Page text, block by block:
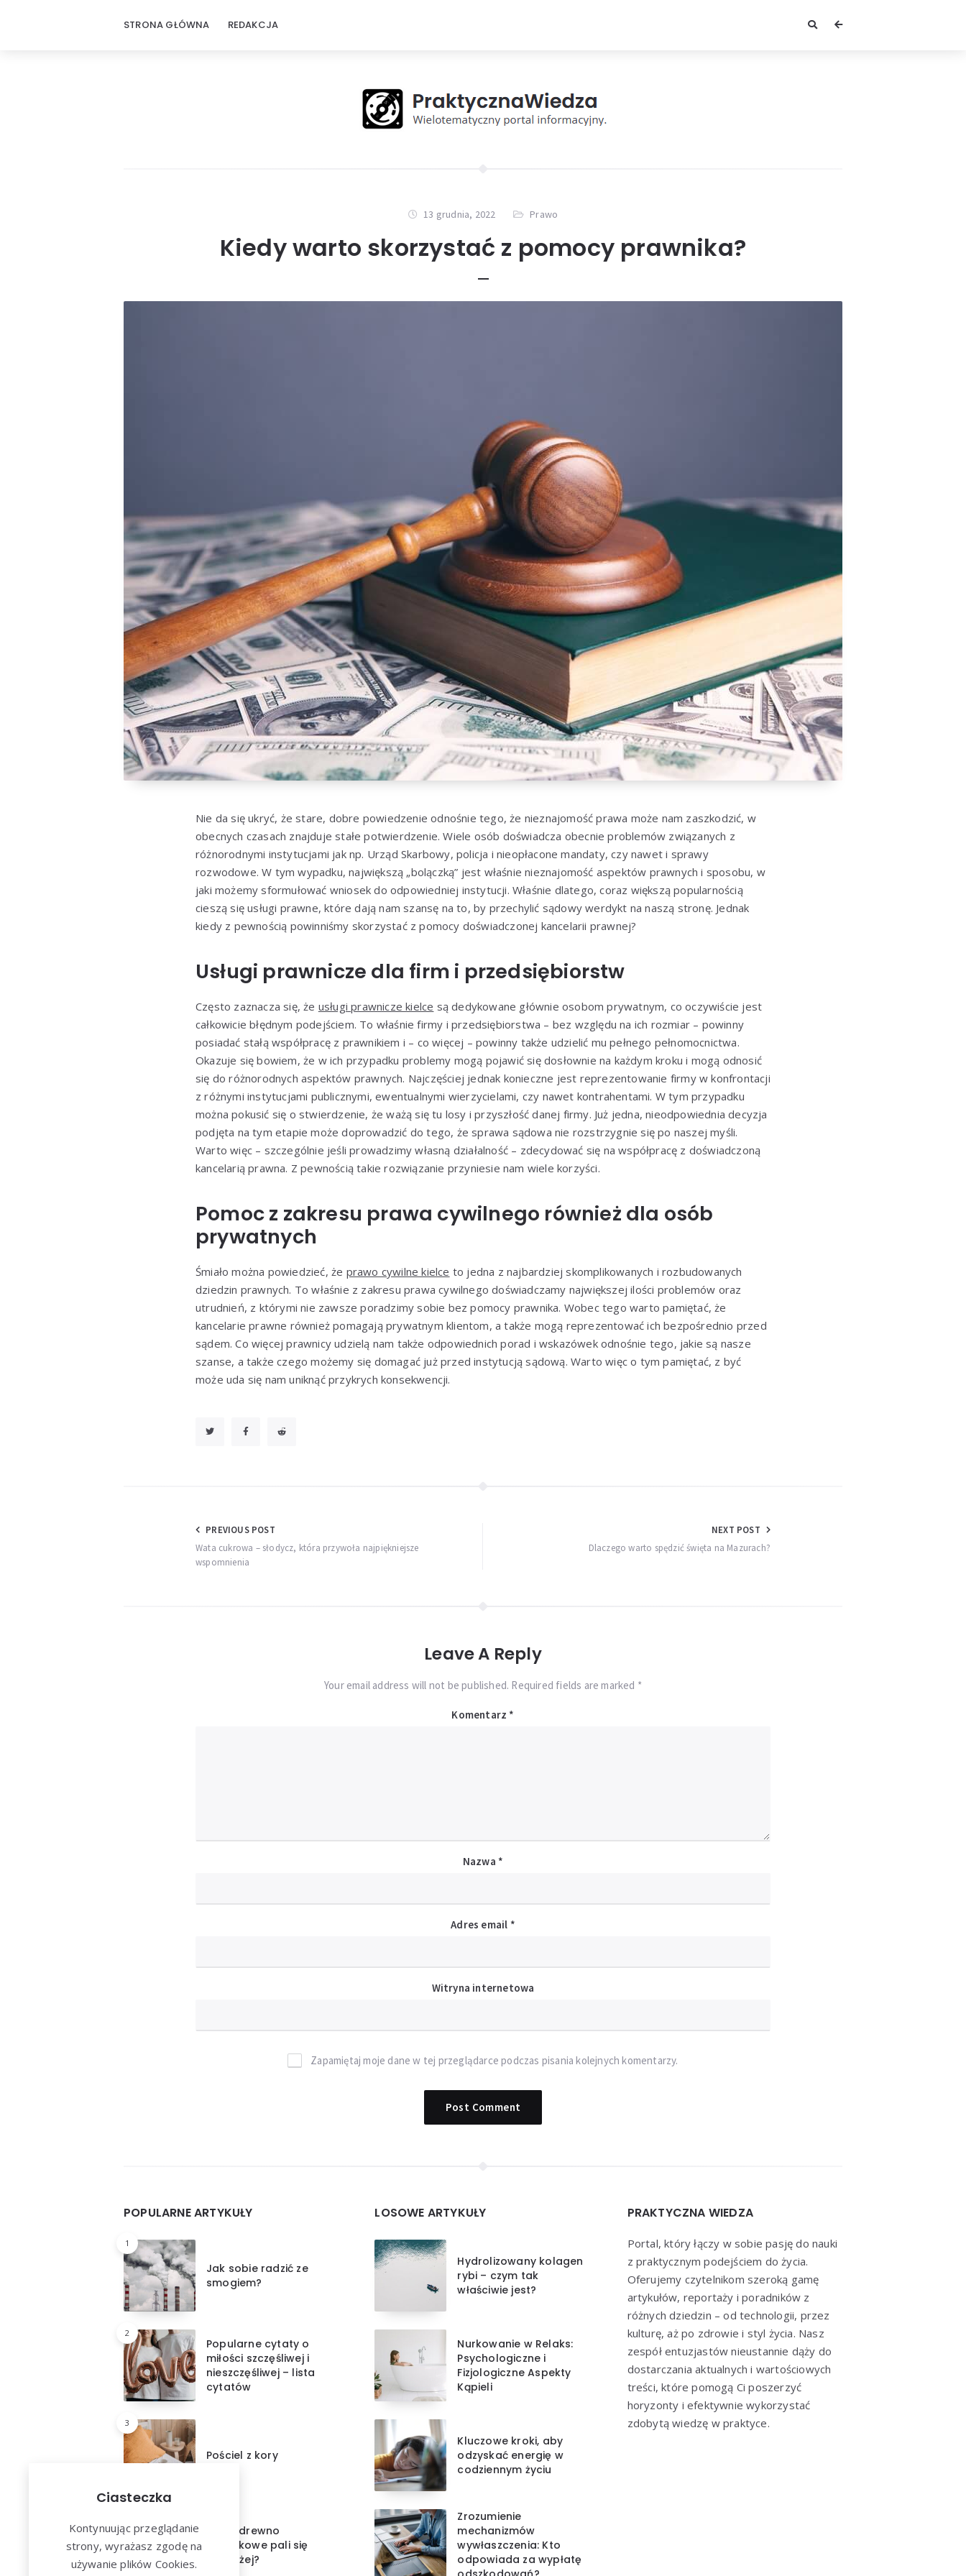
STRONA GŁÓWNA REDAKCJA
13 grudnia, 2022 Prawo
Kiedy warto skorzystać z pomocy prawnika?
Nie da się ukryć, że stare, dobre powiedzenie odnośnie tego, że nieznajomość prawa może nam zaszkodzić, w
obecnych czasach znajduje stałe potwierdzenie. Wiele osób doświadcza obecnie problemów związanych z
różnorodnymi instytucjami jak np. Urząd Skarbowy, policja i nieopłacone mandaty, czy nawet i sprawy
rozwodowe. W tym wypadku, największą „bolączką” jest właśnie nieznajomość aspektów prawnych i sposobu, w
jaki możemy sformułować wniosek do odpowiedniej instytucji. Właśnie dlatego, coraz większą popularnością
cieszą się usługi prawne, które dają nam szansę na to, by przechylić sądowy werdykt na naszą stronę. Jednak
kiedy z pewnością powinniśmy skorzystać z pomocy doświadczonej kancelarii prawnej?
Usługi prawnicze dla firm i przedsiębiorstw
Często zaznacza się, że usługi prawnicze kielce są dedykowane głównie osobom prywatnym, co oczywiście jest
całkowicie błędnym podejściem. To właśnie firmy i przedsiębiorstwa – bez względu na ich rozmiar – powinny
posiadać stałą współpracę z prawnikiem i – co więcej – powinny także udzielić mu pełnego pełnomocnictwa.
Okazuje się bowiem, że w ich przypadku problemy mogą pojawić się dosłownie na każdym kroku i mogą odnosić
się do różnorodnych aspektów prawnych. Najczęściej jednak konieczne jest reprezentowanie firmy w konfrontacji
z różnymi instytucjami publicznymi, ewentualnymi wierzycielami, czy nawet kontrahentami. W tym przypadku
można pokusić się o stwierdzenie, że ważą się tu losy i przyszłość danej firmy. Już jedna, nieodpowiednia decyzja
podjęta na tym etapie może doprowadzić do tego, że sprawa sądowa nie rozstrzygnie się po naszej myśli.
Warto więc – szczególnie jeśli prowadzimy własną działalność – zdecydować się na współpracę z doświadczoną
kancelarią prawna. Z pewnością takie rozwiązanie przyniesie nam wiele korzyści.
Pomoc z zakresu prawa cywilnego również dla osób
prywatnych
Śmiało można powiedzieć, że prawo cywilne kielce to jedna z najbardziej skomplikowanych i rozbudowanych
dziedzin prawnych. To właśnie z zakresu prawa cywilnego doświadczamy największej ilości problemów oraz
utrudnień, z którymi nie zawsze poradzimy sobie bez pomocy prawnika. Wobec tego warto pamiętać, że
kancelarie prawne również pomagają prywatnym klientom, a także mogą reprezentować ich bezpośrednio przed
sądem. Co więcej prawnicy udzielą nam także odpowiednich porad i wskazówek odnośnie tego, jakie są nasze
szanse, a także czego możemy się domagać już przed instytucją sądową. Warto więc o tym pamiętać, z być
może uda się nam uniknąć przykrych konsekwencji.
Nawigacja
wpisu
PREVIOUS POST
Wata cukrowa – słodycz, która przywoła najpiękniejsze
wspomnienia
NEXT POST
Dlaczego warto spędzić święta na Mazurach?
Leave A Reply
Your email address will not be published. Required fields are marked *
Komentarz *
Nazwa *
Adres email *
Witryna internetowa
Zapamiętaj moje dane w tej przeglądarce podczas pisania kolejnych komentarzy.
Widgets
POPULARNE ARTYKUŁY
1
Jak sobie radzić ze
smogiem?
2
Popularne cytaty o
miłości szczęśliwej i
nieszczęśliwej – lista
cytatów
3
Pościel z kory
Które drewno
kominkowe pali się
najdłużej?
LOSOWE ARTYKUŁY
Hydrolizowany kolagen
rybi – czym tak
właściwie jest?
Nurkowanie w Relaks:
Psychologiczne i
Fizjologiczne Aspekty
Kąpieli
Kluczowe kroki, aby
odzyskać energię w
codziennym życiu
Zrozumienie
mechanizmów
wywłaszczenia: Kto
odpowiada za wypłatę
PRAKTYCZNA WIEDZA
Portal, który łączy w sobie pasję do nauki
z praktycznym podejściem do życia.
Oferujemy czytelnikom szeroką gamę
artykułów, reportaży i poradników z
różnych dziedzin – od technologii, przez
kulturę, aż po zdrowie i styl życia. Nasz
zespół entuzjastów nieustannie dąży do
dostarczania aktualnych i wartościowych
treści, które pomogą Ci poszerzyć
horyzonty i efektywnie wykorzystać
zdobytą wiedzę w praktyce.
Ciasteczka
Kontynuując przeglądanie
strony, wyrażasz zgodę na
używanie plików Cookies.